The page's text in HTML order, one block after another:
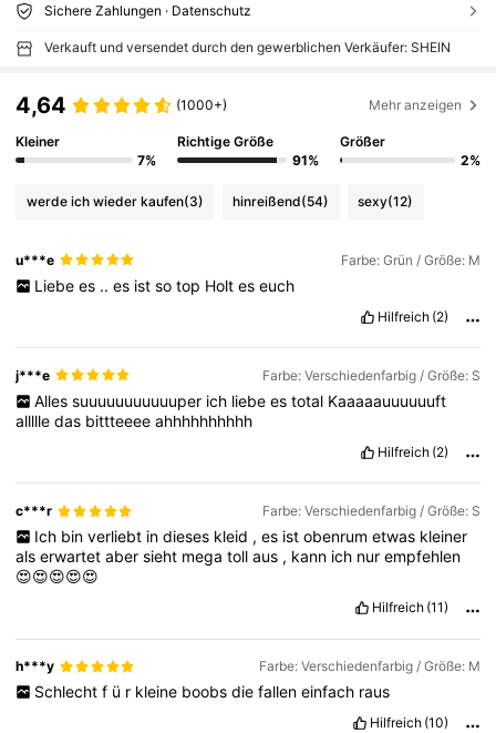
Sichere Zahlungen · Datenschutz
Verkauft und versendet durch den gewerblichen Verkäufer: SHEIN
4,64 (1000+) Mehr anzeigen
Kleiner
7%
Richtige Größe
91%
Größer
2%
werde ich wieder kaufen(3) hinreißend(54) sexy(12)
u***e Farbe: Grün / Größe: M
Liebe es .. es ist so top Holt es euch
Hilfreich (2)
j***e Farbe: Verschiedenfarbig / Größe: S
Alles suuuuuuuuuuuper ich liebe es total Kaaaaauuuuuuft
allllledas bittteeeeahhhhhhhhhh
Hilfreich (2)
c***r Farbe: Verschiedenfarbig / Größe: S
Ich bin verliebt in dieses kleid , es ist obenrum etwas kleiner
alserwartetabersieht megatollaus , kann ich nurempfehlen
😍😍😍😍😍
Hilfreich (11)
h***y Farbe: Verschiedenfarbig / Größe: M
Schlecht f ü r kleine boobs die fallen einfach raus
Hilfreich (10)